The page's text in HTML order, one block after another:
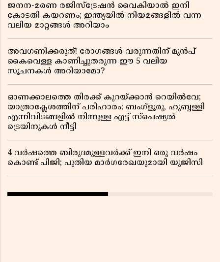
ജനന-മരണ രജിസ്ട്രേഷൻ വൈകിയാൽ ഇനി
കോടതി കയറണം; ഇന്ത്യയിൽ നിയമങ്ങളിൽ വന്ന
വലിയ മാറ്റങ്ങൾ അറിയാം
അവഗണിക്കരുത്! രോഗങ്ങൾ വരുന്നതിന് മുൻപ്
കൈവെള്ള കാണിച്ചുതരുന്ന ഈ 5 വലിയ
സൂചനകൾ അറിയാമോ?
ഓണക്കാലത്തെ തിരക്ക് കുറയ്ക്കാൻ റെയിൽവേ;
യാത്രാക്ലേശത്തിന് പരിഹാരം; ബംഗ്ളൂരു, ഹുബ്ബള്ളി
എന്നിവിടങ്ങളിൽ നിന്നുള്ള എട്ട് സ്പെഷ്യൽ
ട്രെയിനുകൾ നീട്ടി
4 വർഷത്തെ ബിരുദമുള്ളവർക്ക് ഇനി ഒരു വർഷം
കൊണ്ട് പിജി; പുതിയ മാർഗരേഖയുമായി യുജിസി